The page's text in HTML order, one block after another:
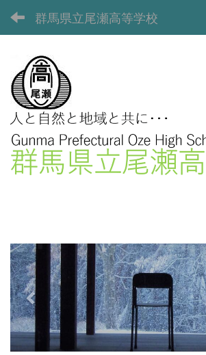
群馬県立尾瀬高等学校
e
v
i
o
u
s